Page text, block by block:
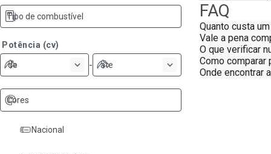
Tipo de combustível
Potência (cv)
de - ate
Cores
Nacional
FAQ
Quanto custa
Vale a pena
O que verificar
Como comparar
Onde encontrar